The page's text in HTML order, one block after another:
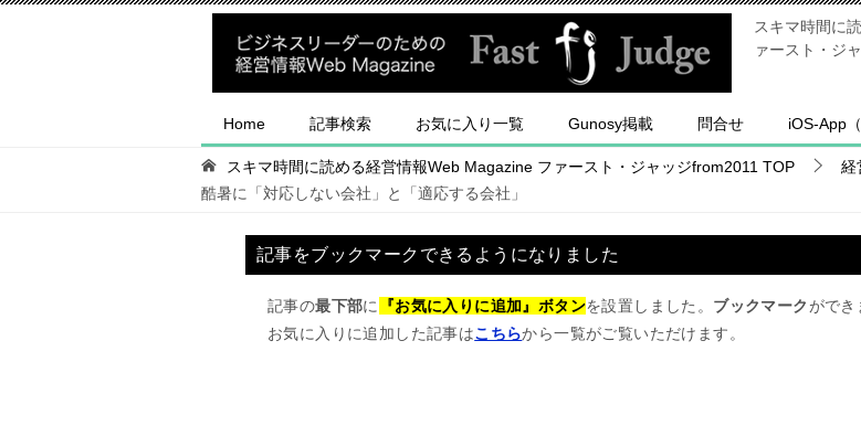
スキマ時間に
ァースト・ジ
Home 記事検索 お気に入り一覧 Gunosy掲載 問合せ iOS-App
スキマ時間に読める経営情報Web Magazine ファースト・ジャッジfrom2011 TOP
経
酷暑に「対応しない会社」と「適応する会社」
記事をブックマークできるようになりました
記事の最下部に 『お気に入りに追加』ボタンを設置しました。 ブックマーク ができ
お気に入りに追加した記事はこちらから一覧がご覧いただけます。